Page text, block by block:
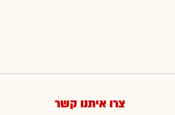
צרו איתנו קשר